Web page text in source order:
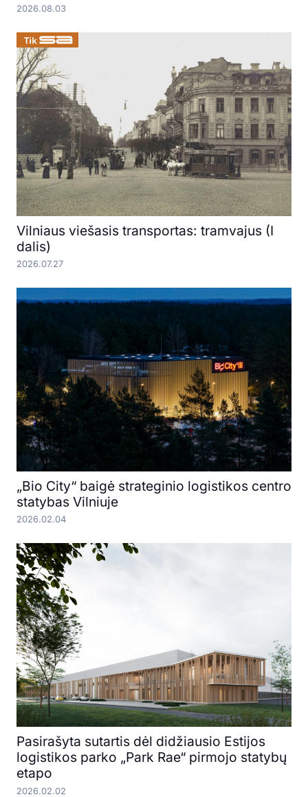
2026.08.03
Vilniaus viešasis transportas: tramvajus (I
dalis)
2026.07.27
„Bio City“ baigė strateginio logistikos centro
statybas Vilniuje
2026.02.04
Pasirašyta sutartis dėl didžiausio Estijos
logistikos parko „Park Rae“ pirmojo statybų
etapo
2026.02.02